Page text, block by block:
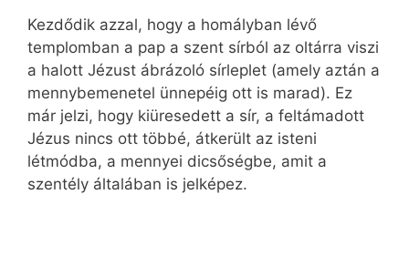
Kezdődik azzal, hogy a homályban lévő
templomban a pap a szent sírból az oltárra viszi
a halott Jézust ábrázoló sírleplet (amely aztán a
mennybemenetel ünnepéig ott is marad). Ez
már jelzi, hogy kiüresedett a sír, a feltámadott
Jézus nincs ott többé, átkerült az isteni
létmódba, a mennyei dicsőségbe, amit a
szentély általában is jelképez.